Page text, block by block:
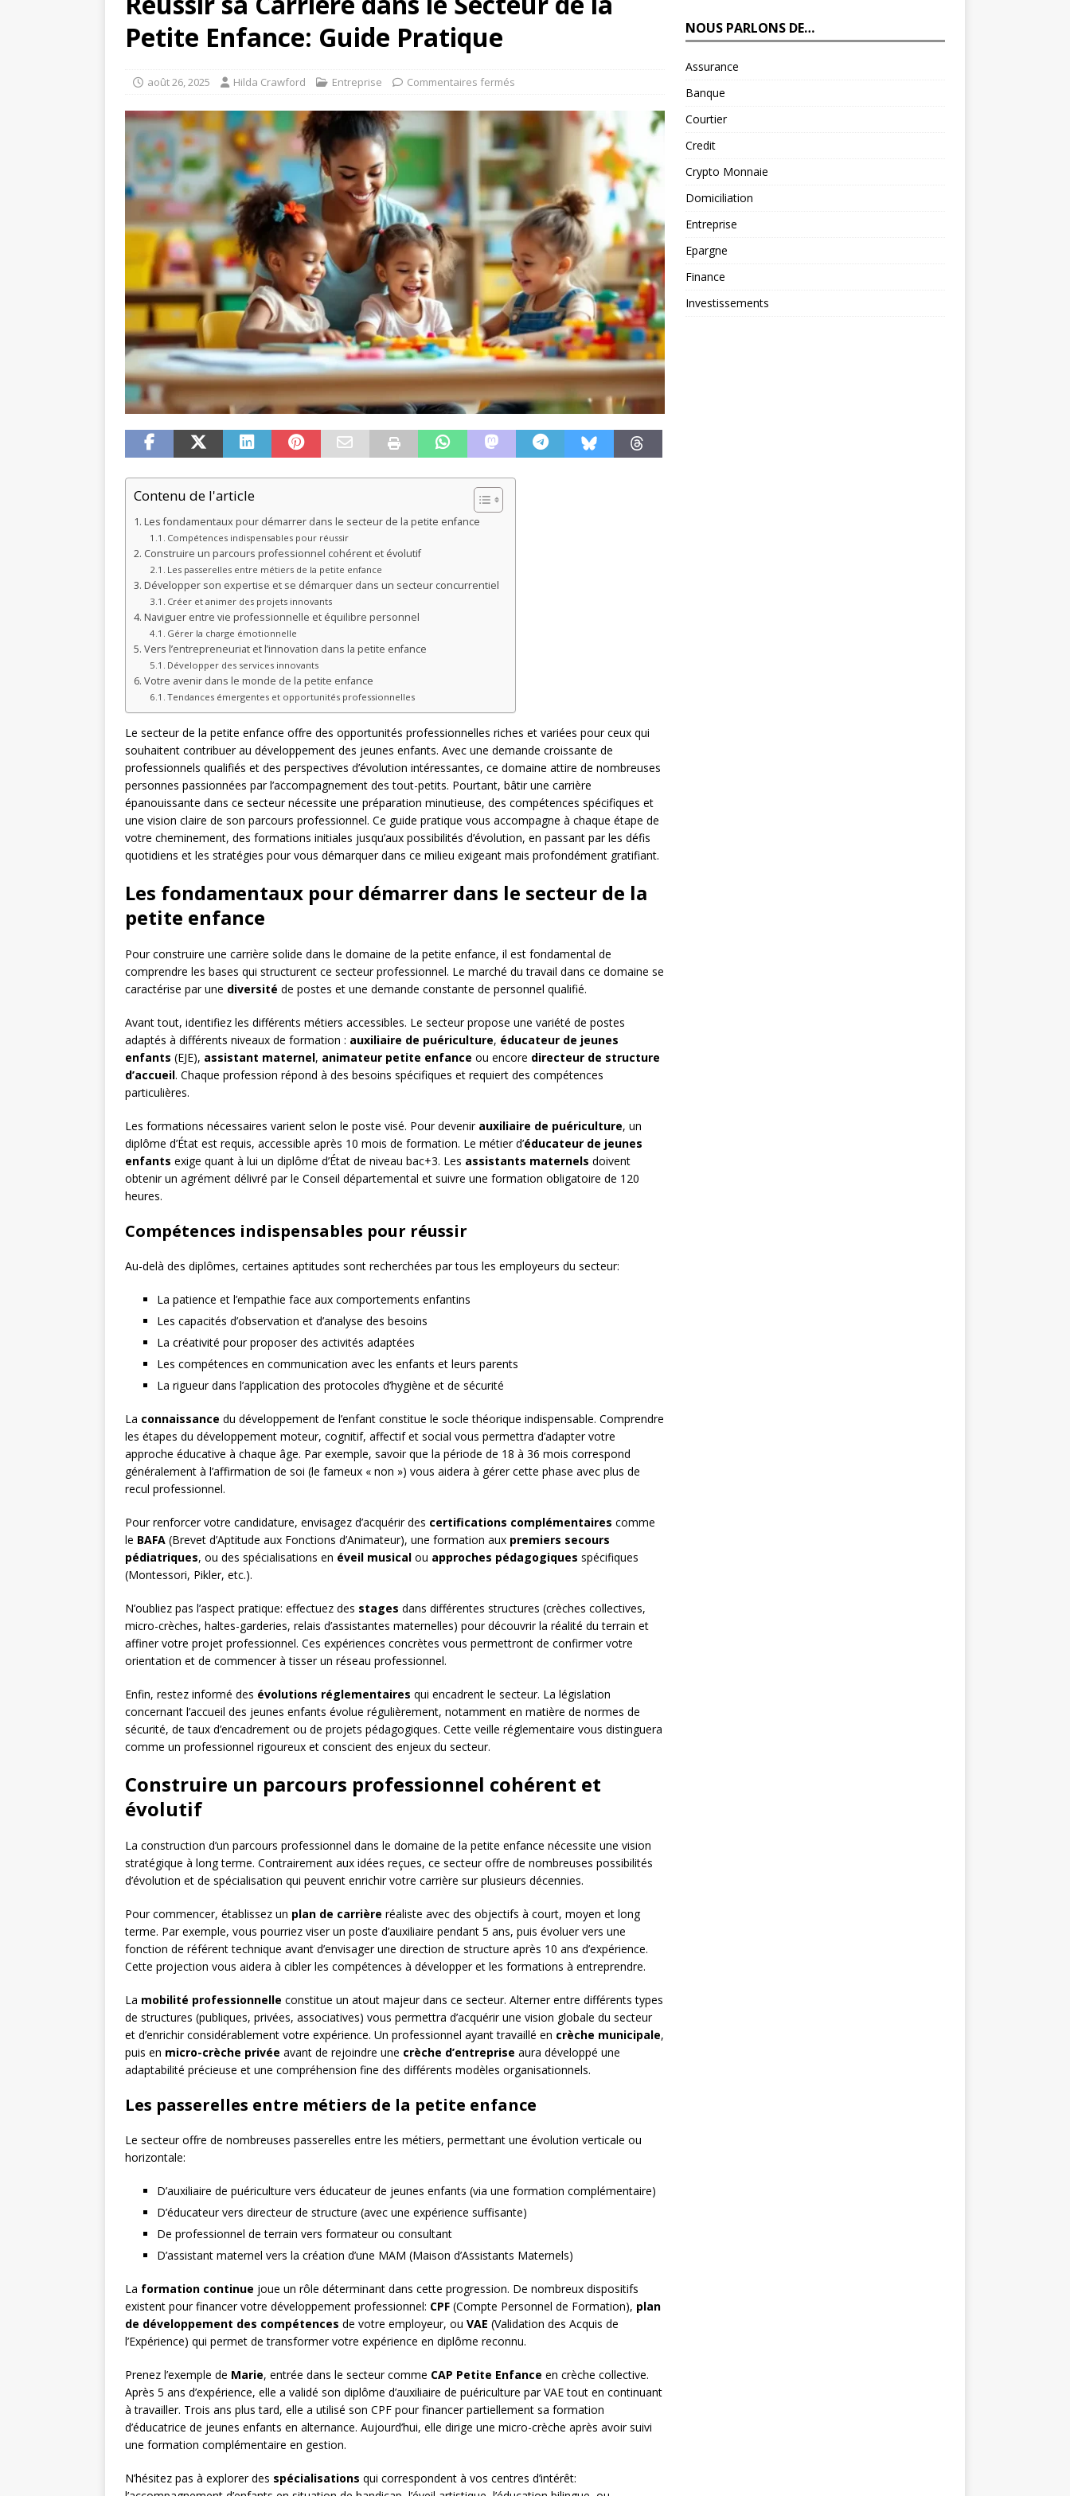
Petite Enfance: Guide Pratique
août 26, 2025 Hilda Crawford Entreprise Commentaires fermés
Contenu de l'article
Les fondamentaux pour démarrer dans le secteur de la petite enfance
Compétences indispensables pour réussir
Construire un parcours professionnel cohérent et évolutif
Les passerelles entre métiers de la petite enfance
Développer son expertise et se démarquer dans un secteur concurrentiel
Créer et animer des projets innovants
Naviguer entre vie professionnelle et équilibre personnel
Gérer la charge émotionnelle
Vers l’entrepreneuriat et l’innovation dans la petite enfance
Développer des services innovants
Votre avenir dans le monde de la petite enfance
Tendances émergentes et opportunités professionnelles
Le secteur de la petite enfance offre des opportunités professionnelles riches et variées pour ceux qui
souhaitent contribuer au développement des jeunes enfants. Avec une demande croissante de
professionnels qualifiés et des perspectives d’évolution intéressantes, ce domaine attire de nombreuses
personnes passionnées par l’accompagnement des tout-petits. Pourtant, bâtir une carrière
épanouissante dans ce secteur nécessite une préparation minutieuse, des compétences spécifiques et
une vision claire de son parcours professionnel. Ce guide pratique vous accompagne à chaque étape de
votre cheminement, des formations initiales jusqu’aux possibilités d’évolution, en passant par les défis
quotidiens et les stratégies pour vous démarquer dans ce milieu exigeant mais profondément gratifiant.
Les fondamentaux pour démarrer dans le secteur de la
petite enfance
Pour construire une carrière solide dans le domaine de la petite enfance, il est fondamental de
comprendre les bases qui structurent ce secteur professionnel. Le marché du travail dans ce domaine se
caractérise par une diversité de postes et une demande constante de personnel qualifié.
Avant tout, identifiez les différents métiers accessibles. Le secteur propose une variété de postes
adaptés à différents niveaux de formation : auxiliaire de puériculture, éducateur de jeunes
enfants (EJE), assistant maternel, animateur petite enfance ou encore directeur de structure
d’accueil. Chaque profession répond à des besoins spécifiques et requiert des compétences
particulières.
Les formations nécessaires varient selon le poste visé. Pour devenir auxiliaire de puériculture, un
diplôme d’État est requis, accessible après 10 mois de formation. Le métier d’éducateur de jeunes
enfants exige quant à lui un diplôme d’État de niveau bac+3. Les assistants maternels doivent
obtenir un agrément délivré par le Conseil départemental et suivre une formation obligatoire de 120
heures.
Compétences indispensables pour réussir
Au-delà des diplômes, certaines aptitudes sont recherchées par tous les employeurs du secteur:
La patience et l’empathie face aux comportements enfantins
Les capacités d’observation et d’analyse des besoins
La créativité pour proposer des activités adaptées
Les compétences en communication avec les enfants et leurs parents
La rigueur dans l’application des protocoles d’hygiène et de sécurité
La connaissance du développement de l’enfant constitue le socle théorique indispensable. Comprendre
les étapes du développement moteur, cognitif, affectif et social vous permettra d’adapter votre
approche éducative à chaque âge. Par exemple, savoir que la période de 18 à 36 mois correspond
généralement à l’affirmation de soi (le fameux « non ») vous aidera à gérer cette phase avec plus de
recul professionnel.
Pour renforcer votre candidature, envisagez d’acquérir des certifications complémentaires comme
le BAFA (Brevet d’Aptitude aux Fonctions d’Animateur), une formation aux premiers secours
pédiatriques, ou des spécialisations en éveil musical ou approches pédagogiques spécifiques
(Montessori, Pikler, etc.).
N’oubliez pas l’aspect pratique: effectuez des stages dans différentes structures (crèches collectives,
micro-crèches, haltes-garderies, relais d’assistantes maternelles) pour découvrir la réalité du terrain et
affiner votre projet professionnel. Ces expériences concrètes vous permettront de confirmer votre
orientation et de commencer à tisser un réseau professionnel.
Enfin, restez informé des évolutions réglementaires qui encadrent le secteur. La législation
concernant l’accueil des jeunes enfants évolue régulièrement, notamment en matière de normes de
sécurité, de taux d’encadrement ou de projets pédagogiques. Cette veille réglementaire vous distinguera
comme un professionnel rigoureux et conscient des enjeux du secteur.
Construire un parcours professionnel cohérent et
évolutif
La construction d’un parcours professionnel dans le domaine de la petite enfance nécessite une vision
stratégique à long terme. Contrairement aux idées reçues, ce secteur offre de nombreuses possibilités
d’évolution et de spécialisation qui peuvent enrichir votre carrière sur plusieurs décennies.
Pour commencer, établissez un plan de carrière réaliste avec des objectifs à court, moyen et long
terme. Par exemple, vous pourriez viser un poste d’auxiliaire pendant 5 ans, puis évoluer vers une
fonction de référent technique avant d’envisager une direction de structure après 10 ans d’expérience.
Cette projection vous aidera à cibler les compétences à développer et les formations à entreprendre.
La mobilité professionnelle constitue un atout majeur dans ce secteur. Alterner entre différents types
de structures (publiques, privées, associatives) vous permettra d’acquérir une vision globale du secteur
et d’enrichir considérablement votre expérience. Un professionnel ayant travaillé en crèche municipale,
puis en micro-crèche privée avant de rejoindre une crèche d’entreprise aura développé une
adaptabilité précieuse et une compréhension fine des différents modèles organisationnels.
Les passerelles entre métiers de la petite enfance
Le secteur offre de nombreuses passerelles entre les métiers, permettant une évolution verticale ou
horizontale:
D’auxiliaire de puériculture vers éducateur de jeunes enfants (via une formation complémentaire)
D’éducateur vers directeur de structure (avec une expérience suffisante)
De professionnel de terrain vers formateur ou consultant
D’assistant maternel vers la création d’une MAM (Maison d’Assistants Maternels)
La formation continue joue un rôle déterminant dans cette progression. De nombreux dispositifs
existent pour financer votre développement professionnel: CPF (Compte Personnel de Formation), plan
de développement des compétences de votre employeur, ou VAE (Validation des Acquis de
l’Expérience) qui permet de transformer votre expérience en diplôme reconnu.
Prenez l’exemple de Marie, entrée dans le secteur comme CAP Petite Enfance en crèche collective.
Après 5 ans d’expérience, elle a validé son diplôme d’auxiliaire de puériculture par VAE tout en continuant
à travailler. Trois ans plus tard, elle a utilisé son CPF pour financer partiellement sa formation
d’éducatrice de jeunes enfants en alternance. Aujourd’hui, elle dirige une micro-crèche après avoir suivi
une formation complémentaire en gestion.
N’hésitez pas à explorer des spécialisations qui correspondent à vos centres d’intérêt:
NOUS PARLONS DE…
Assurance
Banque
Courtier
Credit
Crypto Monnaie
Domiciliation
Entreprise
Epargne
Finance
Investissements